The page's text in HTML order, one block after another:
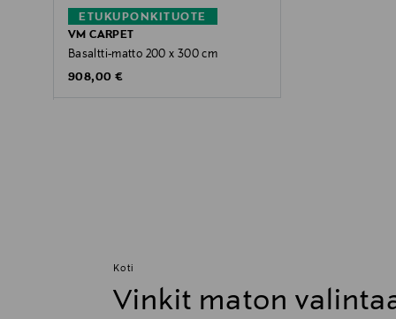
ETUKUPONKITUOTE
VM CARPET
Basaltti-matto 200 x 300 cm
Original Price
908,00 €
Koti
Vinkit maton